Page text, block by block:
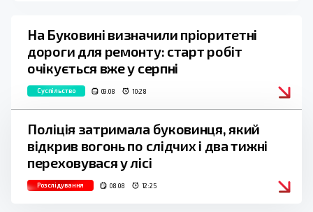
На Буковині визначили пріоритетні
дороги для ремонту: старт робіт
очікується вже у серпні
Суспільство 09.08 10:28
Поліція затримала буковинця, який
відкрив вогонь по слідчих і два тижні
переховувася у лісі
Розслідування 08.08 12:25